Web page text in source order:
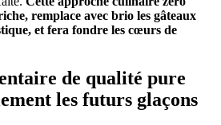
remplace avec brio les gâteaux
et fera fondre les cœurs de
de qualité pure
les futurs glaçons